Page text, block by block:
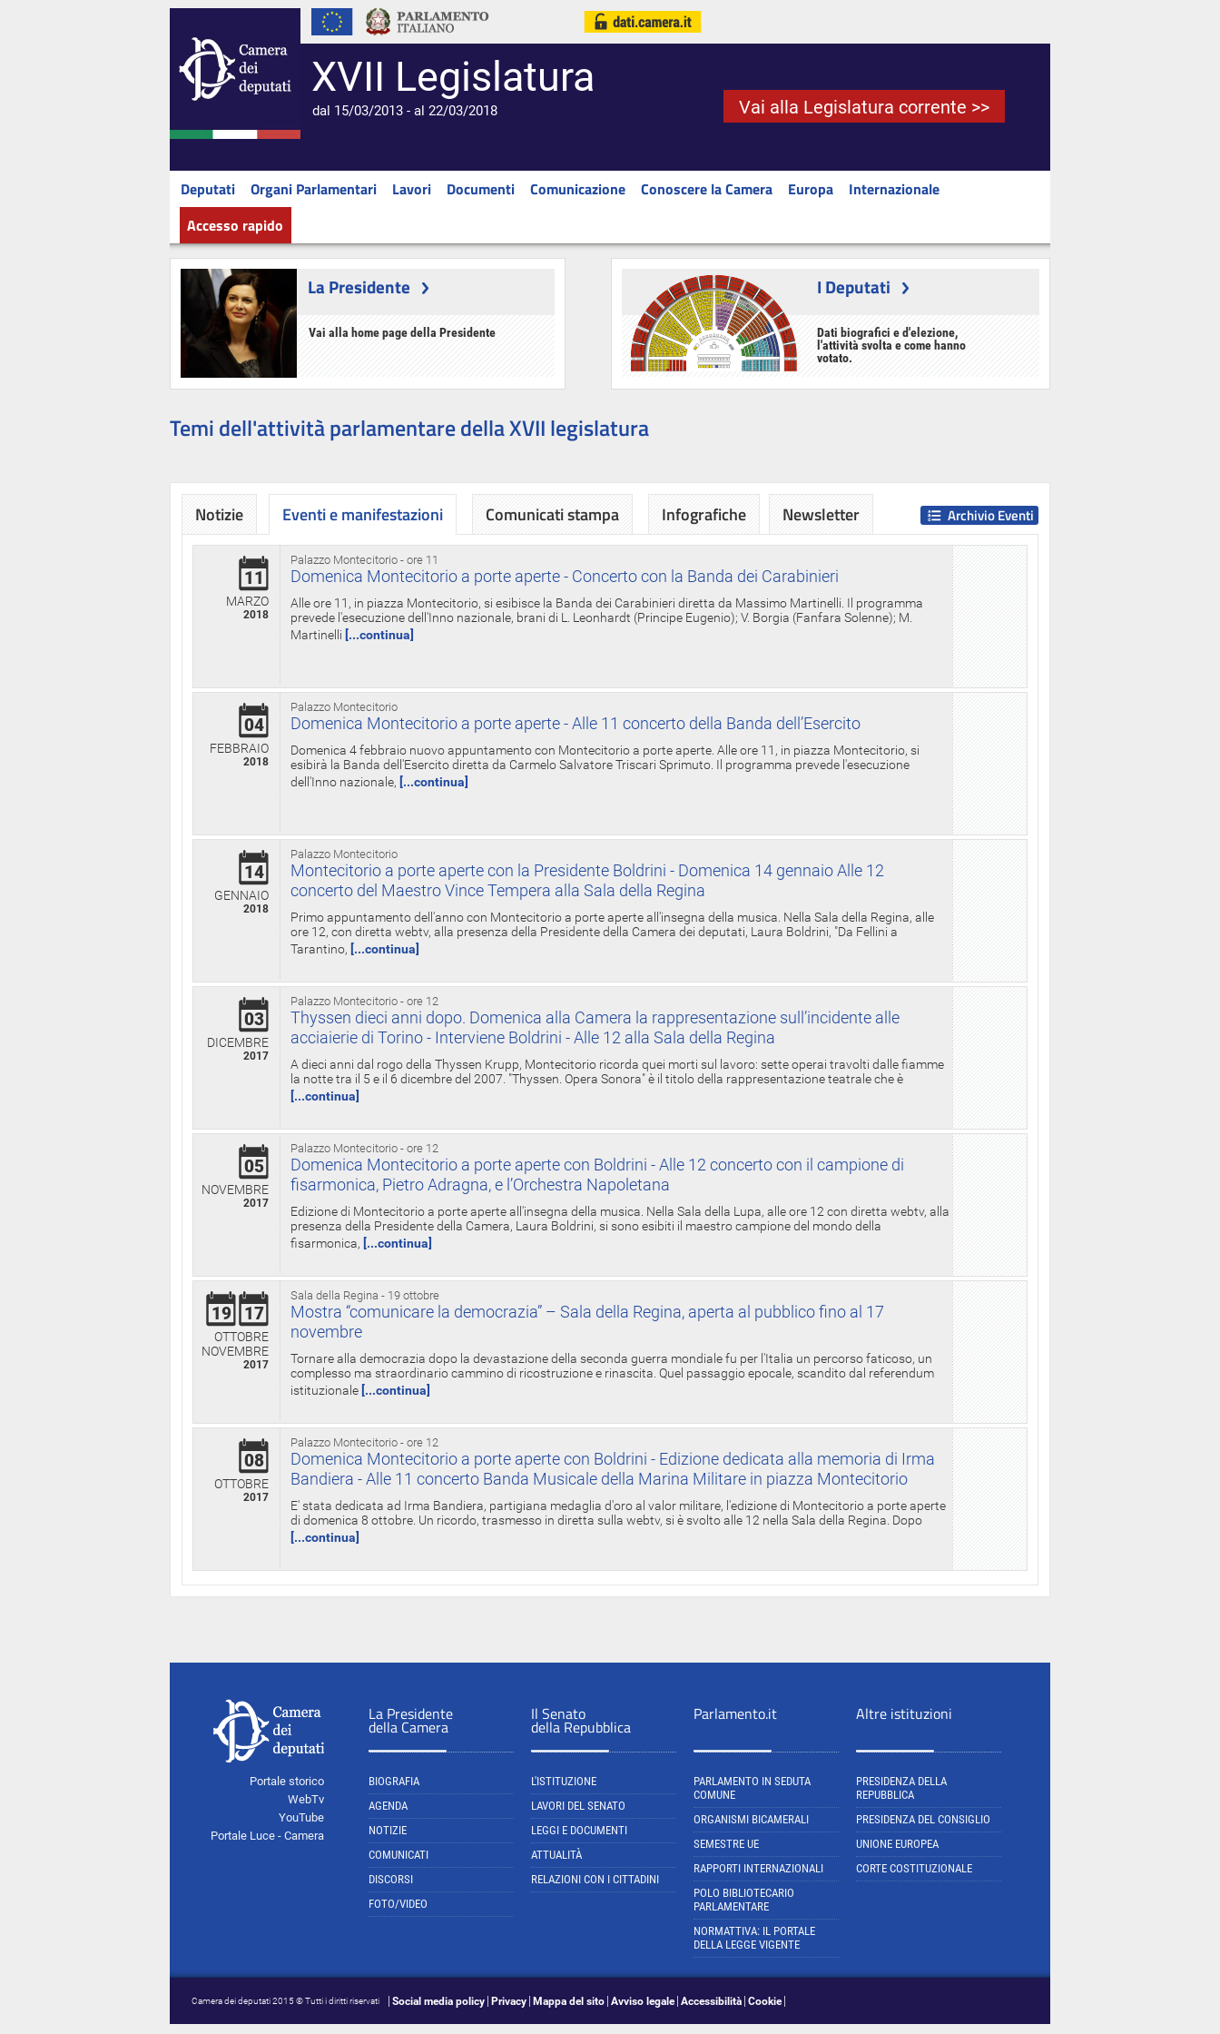
XVII Legislatura
dal 15/03/2013 - al 22/03/2018 Vai alla Legislatura corrente >>
Deputati Organi Parlamentari Lavori Documenti Comunicazione Conoscere la Camera Europa
Internazionale
Accesso rapido
La Presidente
Vai alla home page della Presidente
I Deputati
Dati biografici e d'elezione,
l'attività svolta e come hanno
votato.
Temi dell'attività parlamentare della XVII legislatura
Notizie Eventi e manifestazioni
Palazzo Montecitorio - ore 11
11
MARZO
2018
Domenica Montecitorio a porte aperte - Concerto con la Banda dei Carabinieri
Alle ore 11, in piazza Montecitorio, si esibisce la Banda dei Carabinieri diretta da Massimo Martinelli. Il programma
prevede l'esecuzione dell'Inno nazionale, brani di L. Leonhardt (Principe Eugenio); V. Borgia (Fanfara Solenne); M.
Martinelli [...continua]
Palazzo Montecitorio
04
FEBBRAIO
2018
Domenica Montecitorio a porte aperte - Alle 11 concerto della Banda dell’Esercito
Domenica 4 febbraio nuovo appuntamento con Montecitorio a porte aperte. Alle ore 11, in piazza Montecitorio, si
esibirà la Banda dell'Esercito diretta da Carmelo Salvatore Triscari Sprimuto. Il programma prevede l'esecuzione
dell'Inno nazionale, [...continua]
Palazzo Montecitorio
14
GENNAIO
2018
Montecitorio a porte aperte con la Presidente Boldrini - Domenica 14 gennaio Alle 12
concerto del Maestro Vince Tempera alla Sala della Regina
Primo appuntamento dell'anno con Montecitorio a porte aperte all'insegna della musica. Nella Sala della Regina, alle
ore 12, con diretta webtv, alla presenza della Presidente della Camera dei deputati, Laura Boldrini, "Da Fellini a
Tarantino, [...continua]
Palazzo Montecitorio - ore 12
03
DICEMBRE
2017
Thyssen dieci anni dopo. Domenica alla Camera la rappresentazione sull’incidente alle
acciaierie di Torino - Interviene Boldrini - Alle 12 alla Sala della Regina
A dieci anni dal rogo della Thyssen Krupp, Montecitorio ricorda quei morti sul lavoro: sette operai travolti dalle fiamme
la notte tra il 5 e il 6 dicembre del 2007. "Thyssen. Opera Sonora" è il titolo della rappresentazione teatrale che è
[...continua]
Palazzo Montecitorio - ore 12
05
NOVEMBRE
2017
Domenica Montecitorio a porte aperte con Boldrini - Alle 12 concerto con il campione di
fisarmonica, Pietro Adragna, e l’Orchestra Napoletana
Edizione di Montecitorio a porte aperte all'insegna della musica. Nella Sala della Lupa, alle ore 12 con diretta webtv, alla
presenza della Presidente della Camera, Laura Boldrini, si sono esibiti il maestro campione del mondo della
fisarmonica, [...continua]
Sala della Regina - 19 ottobre
19 17
OTTOBRE
NOVEMBRE
2017
Mostra “comunicare la democrazia” – Sala della Regina, aperta al pubblico fino al 17
novembre
Tornare alla democrazia dopo la devastazione della seconda guerra mondiale fu per l'Italia un percorso faticoso, un
complesso ma straordinario cammino di ricostruzione e rinascita. Quel passaggio epocale, scandito dal referendum
istituzionale [...continua]
Palazzo Montecitorio - ore 12
08
OTTOBRE
2017
Domenica Montecitorio a porte aperte con Boldrini - Edizione dedicata alla memoria di Irma
Bandiera - Alle 11 concerto Banda Musicale della Marina Militare in piazza Montecitorio
E' stata dedicata ad Irma Bandiera, partigiana medaglia d'oro al valor militare, l'edizione di Montecitorio a porte aperte
di domenica 8 ottobre. Un ricordo, trasmesso in diretta sulla webtv, si è svolto alle 12 nella Sala della Regina. Dopo
[...continua]
Archivio Eventi
Comunicati stampa Infografiche Newsletter
Portale storico
WebTv
YouTube
Portale Luce - Camera
La Presidente
della Camera
BIOGRAFIA
AGENDA
NOTIZIE
COMUNICATI
DISCORSI
FOTO/VIDEO
Il Senato
della Repubblica
L'ISTITUZIONE
LAVORI DEL SENATO
LEGGI E DOCUMENTI
ATTUALITÀ
RELAZIONI CON I CITTADINI
Parlamento.it
PARLAMENTO IN SEDUTA
COMUNE
ORGANISMI BICAMERALI
SEMESTRE UE
RAPPORTI INTERNAZIONALI
POLO BIBLIOTECARIO
PARLAMENTARE
NORMATTIVA: IL PORTALE
DELLA LEGGE VIGENTE
Altre istituzioni
PRESIDENZA DELLA
REPUBBLICA
PRESIDENZA DEL CONSIGLIO
UNIONE EUROPEA
CORTE COSTITUZIONALE
Camera dei deputati 2015 © Tutti i diritti riservati Social media policy Privacy Mappa del sito Avviso legale Accessibilità Cookie